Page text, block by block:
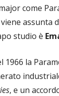
come
assunta
studio è
1966 la
, e un